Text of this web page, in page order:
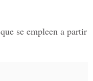
se empleen a partir